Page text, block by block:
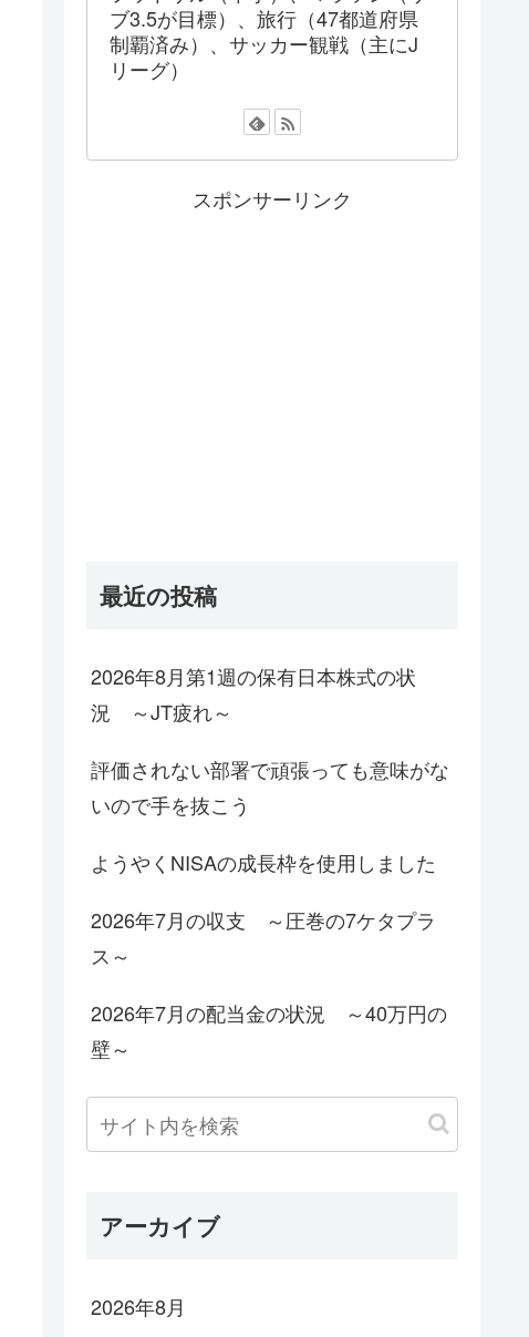
ブ3.5が目標）、旅行（47都道府県
制覇済み）、サッカー観戦（主にJ
リーグ）
スポンサーリンク
最近の投稿
2026年8月第1週の保有日本株式の状
況 ～JT疲れ～
評価されない部署で頑張っても意味がな
いので手を抜こう
ようやくNISAの成長枠を使用しました
2026年7月の収支 ～圧巻の7ケタプラ
ス～
2026年7月の配当金の状況 ～40万円の
壁～
アーカイブ
2026年8月